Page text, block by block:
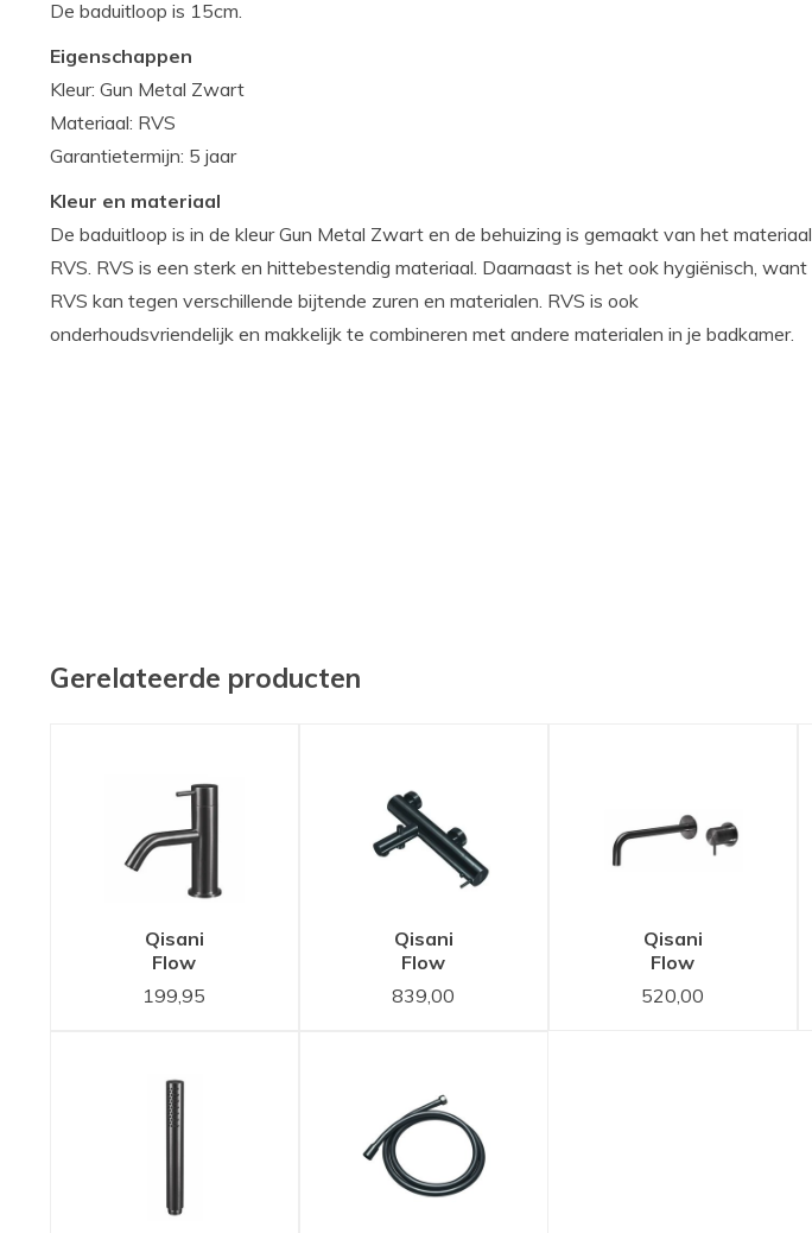
De baduitloop is 15cm.
Eigenschappen
Kleur: Gun Metal Zwart
Materiaal: RVS
Garantietermijn: 5 jaar
Kleur en materiaal
De baduitloop is in de kleur Gun Metal Zwart en de behuizing is gemaakt van het materiaal
RVS. RVS is een sterk en hittebestendig materiaal. Daarnaast is het ook hygiënisch, want
RVS kan tegen verschillende bijtende zuren en materialen. RVS is ook
onderhoudsvriendelijk en makkelijk te combineren met andere materialen in je badkamer.
Gerelateerde producten
Qisani
Flow
Fonteinkraan
Gun Metal
199,95
Qisani
Flow
badthermostaat
Gun Metal
839,00
Qisani
Flow
wastafelkraan
inbouw 21
520,00